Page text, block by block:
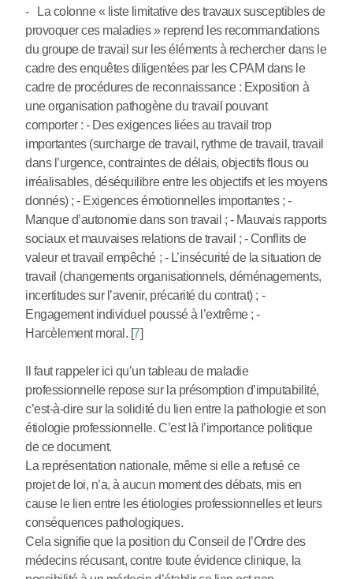
- La colonne « liste limitative des travaux susceptibles de
provoquer ces maladies » reprend les recommandations
du groupe de travail sur les éléments à rechercher dans le
cadre des enquêtes diligentées par les CPAM dans le
cadre de procédures de reconnaissance : Exposition à
une organisation pathogène du travail pouvant
comporter : - Des exigences liées au travail trop
importantes (surcharge de travail, rythme de travail, travail
dans l’urgence, contraintes de délais, objectifs flous ou
irréalisables, déséquilibre entre les objectifs et les moyens
donnés) ; - Exigences émotionnelles importantes ; -
Manque d’autonomie dans son travail ; - Mauvais rapports
sociaux et mauvaises relations de travail ; - Conflits de
valeur et travail empêché ; - L’insécurité de la situation de
travail (changements organisationnels, déménagements,
incertitudes sur l’avenir, précarité du contrat) ; -
Engagement individuel poussé à l’extrême ; -
Harcèlement moral. [7]
Il faut rappeler ici qu’un tableau de maladie
professionnelle repose sur la présomption d’imputabilité,
c’est-à-dire sur la solidité du lien entre la pathologie et son
étiologie professionnelle. C’est là l’importance politique
de ce document.
La représentation nationale, même si elle a refusé ce
projet de loi, n’a, à aucun moment des débats, mis en
cause le lien entre les étiologies professionnelles et leurs
conséquences pathologiques.
Cela signifie que la position du Conseil de l’Ordre des
médecins récusant, contre toute évidence clinique, la